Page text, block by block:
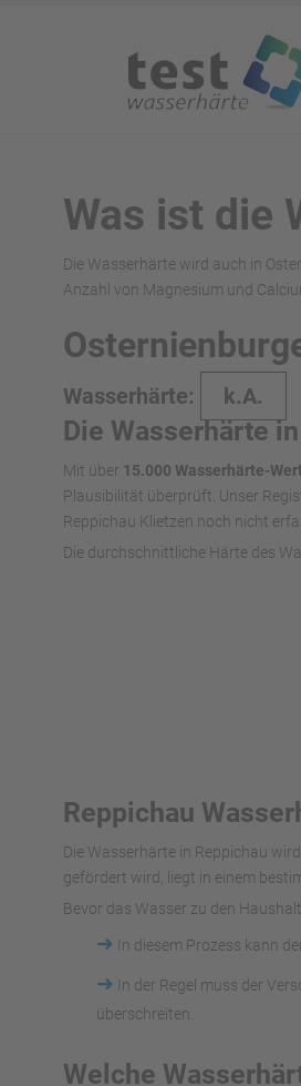
Was ist die
Die Wasserhärte wird auch in
Anzahl von Magnesium und
Wasserhärte: k.A.
Die Wasserhärte
Mit über 15.000 Wasserhärte-
Plausibilität überprüft. Unser
Reppichau Klietzen noch nicht
Die durchschnittliche Härte des
Reppichau
Die Wasserhärte in Reppichau
gefördert wird, liegt in einem
Bevor das Wasser zu den
➜ In diesem Prozess kann
➜
In der Regel muss der
überschreiten.
Welche